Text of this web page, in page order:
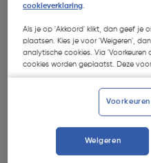
| Excl. btw €
cookieverklaring.
Als je op 'Akkoord' klikt, dan geef je
plaatsen. Kies je voor 'Weigeren',
analytische cookies. Via 'Voorkeuren
cookies worden geplaatst. Deze
Weigeren